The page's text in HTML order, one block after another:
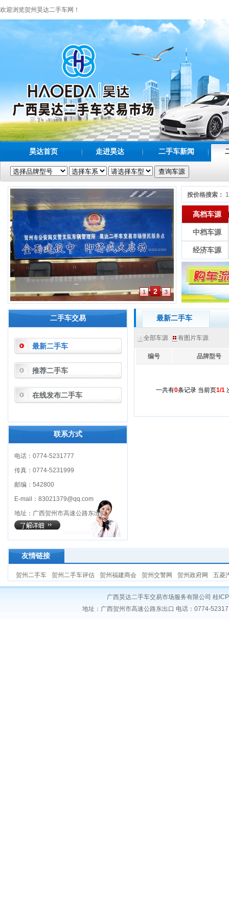
欢迎浏览贺州昊达二手车网！
昊达首页 走进昊达 二手车新闻
1 2 3
按价格搜索：
高档车源
中档车源
经济车源
二手车交易
最新二手车
推荐二手车
在线发布二手车
联系方式
电话：0774-5231777
传真：0774-5231999
邮编：542800
E-mail：83021379@qq.com
地址：广西贺州市高速公路东出口
最新二手车
全部车源 有图片车源
编号 品牌型号
一共有0条记录 当前页1/1
友情链接
贺州二手车 贺州二手车评估 贺州福建商会 贺州交警网 贺州政府网 五菱
广西昊达二手车交易市场服务有限公司 桂
地址：广西贺州市高速公路东出口 电话：0774-